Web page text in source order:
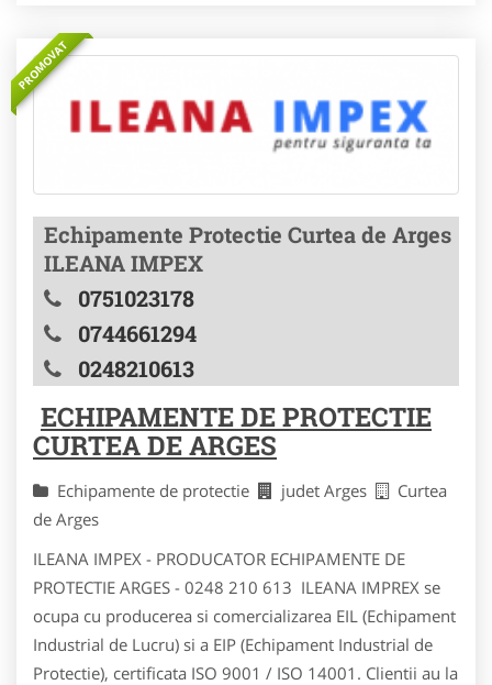
PROMOVAT
Echipamente Protectie Curtea de Arges
ILEANA IMPEX
0751023178
0744661294
0248210613
ECHIPAMENTE DE PROTECTIE
CURTEA DE ARGES
Echipamente de protectie judet Arges
Curtea
de Arges
ILEANA IMPEX - PRODUCATOR ECHIPAMENTE DE
PROTECTIE ARGES - 0248 210 613 ILEANA IMPREX se
ocupa cu producerea si comercializarea EIL (Echipament
Industrial de Lucru) si a EIP (Echipament Industrial de
Protectie), certificata ISO 9001 / ISO 14001. Clientii au la